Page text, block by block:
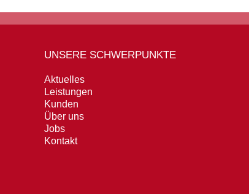
UNSERE SCHWERPUNKTE
Aktuelles
Leistungen
Kunden
Über uns
Jobs
Kontakt